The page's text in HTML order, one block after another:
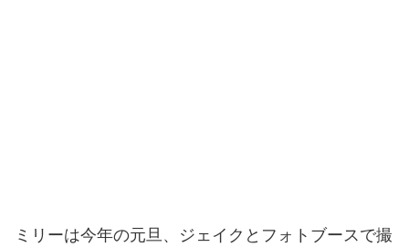
ミリーは今年の元旦、ジェイクとフォトブースで撮